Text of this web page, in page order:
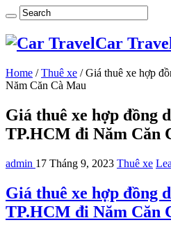
Car
Home / Thuê xe / Giá thuê xe hợp
Năm Căn Cà Mau
Giá thuê xe hợp đồng
TP.HCM đi Năm Căn
admin 17 Tháng 9, 2023 Thuê xe
Giá thuê xe hợp đồng
TP.HCM đi Năm Căn